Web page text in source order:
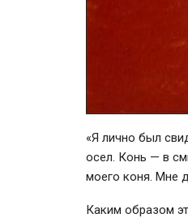
«Я лично был
осел. Конь — в
моего коня. Мне
Каким образом